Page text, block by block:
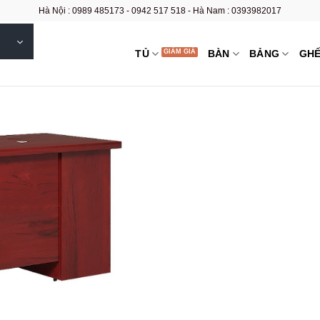
Hà Nội : 0989 485173 - 0942 517 518 - Hà Nam : 0393982017
TỦ BÀN BẢNG